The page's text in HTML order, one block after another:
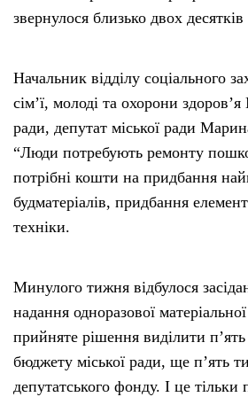
звернулося близько двох
Начальник відділу соціального
сім’ї, молоді та охорони здоров’я
ради, депутат міської ради
“Люди потребують ремонту
потрібні кошти на придбання
будматеріалів, придбання
техніки.
Минулого тижня відбулося
надання одноразової
прийняте рішення виділити
бюджету міської ради, ще п’ять
депутатського фонду. І це тільки